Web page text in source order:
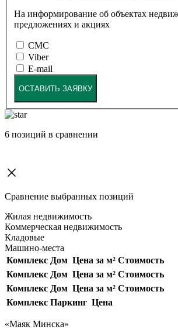
На информирование об объектах
предложениях и акциях
СМС
Viber
E-mail
ОСТАВИТЬ ЗАЯВКУ
6 позиций в сравнении
Сравнение выбранных позиций
Жилая недвижимость
Коммерческая недвижимость
Кладовые
Машино-места
Комплекс Дом Цена за м² Стоимость
Комплекс Дом Цена за м² Стоимость
Комплекс Дом Цена за м² Стоимость
Комплекс Паркинг Цена
«Маяк Минска»